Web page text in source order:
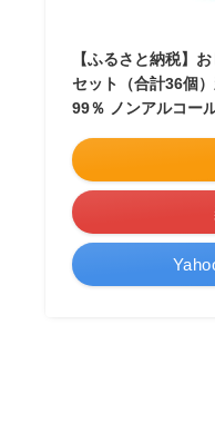
【ふるさと納税】
セット（合計36個
99％ ノンアルコー